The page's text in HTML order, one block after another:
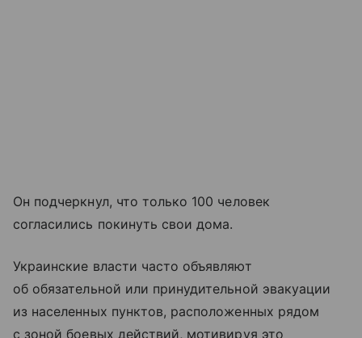
Он подчеркнул, что только 100 человек
согласились покинуть свои дома.
Украинские власти часто объявляют
об обязательной или принудительной эвакуации
из населенных пунктов, расположенных рядом
с зоной боевых действий, мотивируя это